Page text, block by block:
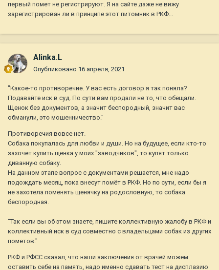
первый помет не регистрируют. Я на сайте даже не вижу
зарегистрирован ли в принципе этот питомник в РКФ...
Alinka.L
Опубликовано 16 апреля, 2021
"Какое-то противоречие. У вас есть договор я так поняла?
Подавайте иск в суд. По сути вам продали не то, что обещали.
Щенок без документов, а значит беспородный, значит вас
обманули, это мошенничество."
Противоречия вовсе нет.
Собака покупалась для любви и души. Но на будущее, если кто-то
захочет купить щенка у моих "заводчиков", то купят только
диванную собаку.
На данном этапе вопрос с документами решается, мне надо
подождать месяц, пока внесут помёт в РКФ. Но по сути, если бы я
не захотела поменять щенячку на родословную, то собака
беспородная.
"Так если вы об этом знаете, пишите коллективную жалобу в РКФ и
коллективный иск в суд совместно с владельцами собак из других
пометов."
РКФ и РФСС сказал, что наши заключения от врачей можем
оставить себе на память, надо именно сдавать тест на дисплазию